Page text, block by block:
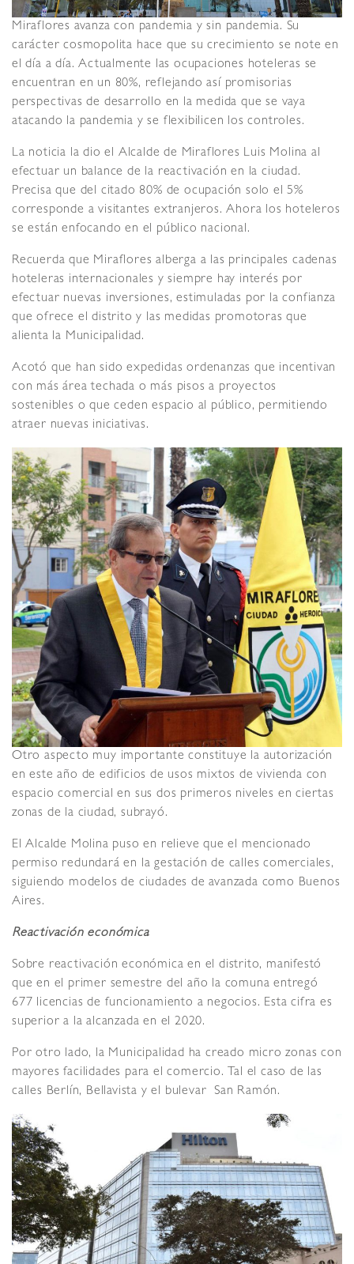
Miraflores avanza con pandemia y sin pandemia. Su
carácter cosmopolita hace que su crecimiento se note en
el día a día. Actualmente las ocupaciones hoteleras se
encuentran en un 80%, reflejando así promisorias
perspectivas de desarrollo en la medida que se vaya
atacando la pandemia y se flexibilicen los controles.
La noticia la dio el Alcalde de Miraflores Luis Molina al
efectuar un balance de la reactivación en la ciudad.
Precisa que del citado 80% de ocupación solo el 5%
corresponde a visitantes extranjeros. Ahora los hoteleros
se están enfocando en el público nacional.
Recuerda que Miraflores alberga a las principales cadenas
hoteleras internacionales y siempre hay interés por
efectuar nuevas inversiones, estimuladas por la confianza
que ofrece el distrito y las medidas promotoras que
alienta la Municipalidad.
Acotó que han sido expedidas ordenanzas que incentivan
con más área techada o más pisos a proyectos
sostenibles o que ceden espacio al público, permitiendo
atraer nuevas iniciativas.
Otro aspecto muy importante constituye la autorización
en este año de edificios de usos mixtos de vivienda con
espacio comercial en sus dos primeros niveles en ciertas
zonas de la ciudad, subrayó.
El Alcalde Molina puso en relieve que el mencionado
permiso redundará en la gestación de calles comerciales,
siguiendo modelos de ciudades de avanzada como Buenos
Aires.
Reactivación económica
Sobre reactivación económica en el distrito, manifestó
que en el primer semestre del año la comuna entregó
677 licencias de funcionamiento a negocios. Esta cifra es
superior a la alcanzada en el 2020.
Por otro lado, la Municipalidad ha creado micro zonas con
mayores facilidades para el comercio. Tal el caso de las
calles Berlín, Bellavista y el bulevar San Ramón.